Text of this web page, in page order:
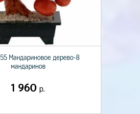
Мандариновое дерево-8
мандаринов
1 960 р.